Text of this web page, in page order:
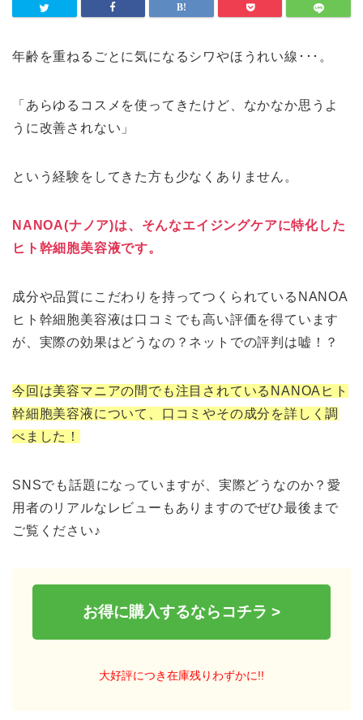
年齢を重ねるごとに気になるシワやほうれい線･･･。
「あらゆるコスメを使ってきたけど、なかなか思うよ
うに改善されない」
という経験をしてきた方も少なくありません。
NANOA(ナノア)は、そんなエイジングケアに特化した
ヒト幹細胞美容液です。
成分や品質にこだわりを持ってつくられているNANOA
ヒト幹細胞美容液は口コミでも高い評価を得ています
が、実際の効果はどうなの？ネットでの評判は嘘！？
今回は美容マニアの間でも注目されているNANOAヒト
幹細胞美容液について、口コミやその成分を詳しく調
べました！
SNSでも話題になっていますが、実際どうなのか？愛
用者のリアルなレビューもありますのでぜひ最後まで
ご覧ください♪
お得に購入するならコチラ >
大好評につき在庫残りわずかに!!